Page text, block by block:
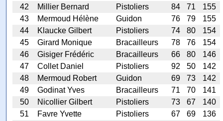
42
Millier Bernard Pistoliers 84 71
155
43
Mermoud Hélène Guidon 76 79
155
44
Klaucke Gilbert Pistoliers 74 80
154
45
Girard Monique Bracailleurs 78 76
154
46
Gisiger Frédéric Bracailleurs 66 80
146
47
Collet Daniel Pistoliers 92 50
142
48
Mermoud Robert Guidon 69 73
142
49
Godinat Yves Bracailleurs 71 70
141
50
Nicollier Gilbert Pistoliers 73 67
140
51
Favre Yvette Pistoliers 67 69
136